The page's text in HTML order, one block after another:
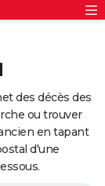
des décès des
ou trouver
en tapant
d'une